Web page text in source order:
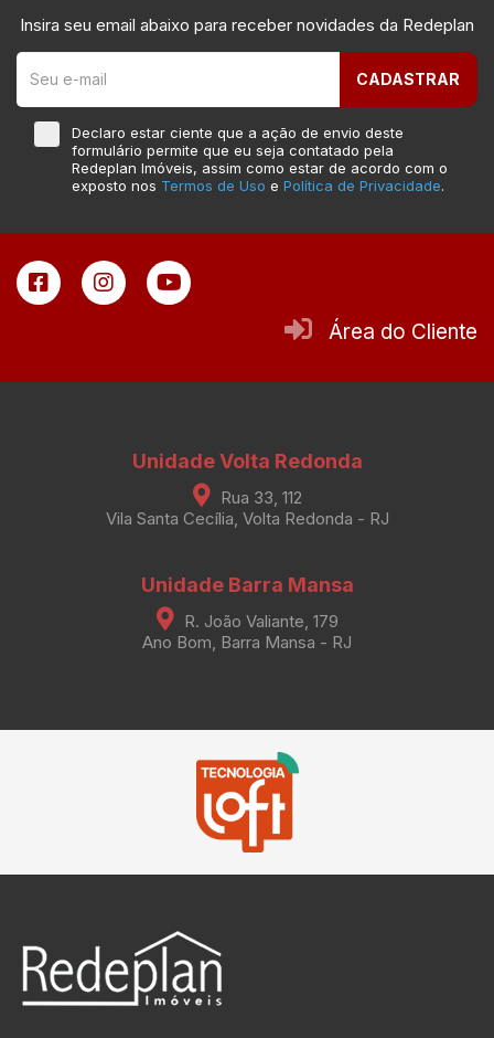
Insira seu email abaixo para receber novidades da Redeplan
CADASTRAR
Declaro estar ciente que a ação de envio deste
formulário permite que eu seja contatado pela
Redeplan Imóveis, assim como estar de acordo com o
exposto nos Termos de Uso e Política de Privacidade.
Área do Cliente
Unidade Volta Redonda
Rua 33, 112
Vila Santa Cecília, Volta Redonda - RJ
Unidade Barra Mansa
R. João Valiante, 179
Ano Bom, Barra Mansa - RJ